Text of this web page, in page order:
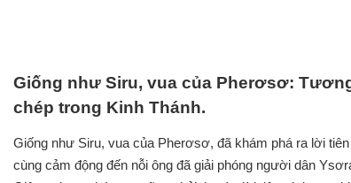
Giống như Siru, vua của Pherơsơ:
chép trong Kinh Thánh.
Giống như Siru, vua của Pherơsơ, đã khám phá ra lời
cùng cảm động đến nỗi ông đã giải phóng người dân